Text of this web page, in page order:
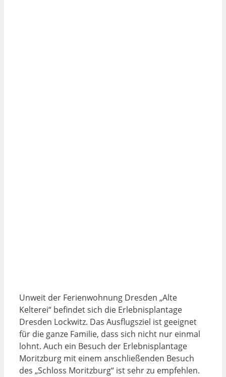
Unweit der Ferienwohnung Dresden „Alte
Kelterei“ befindet sich die Erlebnisplantage
Dresden Lockwitz. Das Ausflugsziel ist geeignet
für die ganze Familie, dass sich nicht nur einmal
lohnt. Auch ein Besuch der Erlebnisplantage
Moritzburg mit einem anschließenden Besuch
des „Schloss Moritzburg“ ist sehr zu empfehlen.